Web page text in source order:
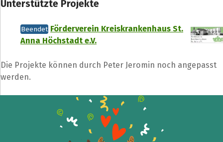
Unterstützte Projekte
Beendet Förderverein Kreiskrankenhaus St.
Anna Höchstadt e.V.
Die Projekte können durch Peter Jeromin noch angepasst
werden.